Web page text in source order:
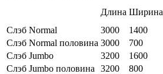
Длина Ширина
Слэб Normal
3000 1400
Слэб Normal половина 3000 700
Слэб Jumbo
3200 1600
Слэб Jumbo половина
3200 800